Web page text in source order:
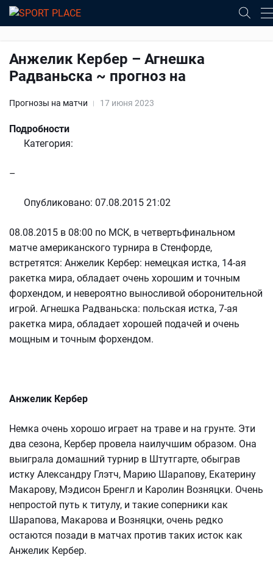
Анжелик Кербер – Агнешка
Радваньска ~ прогноз на
Прогнозы на матчи 17 июня 2023
Подробности
Категория:
–
Опубликовано: 07.08.2015 21:02
08.08.2015 в 08:00 по МСК, в четвертьфинальном
матче американского турнира в Стенфорде,
встретятся: Анжелик Кербер: немецкая истка, 14-ая
ракетка мира, обладает очень хорошим и точным
форхендом, и невероятно выносливой оборонительной
игрой. Агнешка Радваньска: польская истка, 7-ая
ракетка мира, обладает хорошей подачей и очень
мощным и точным форхендом.
Анжелик Кербер
Немка очень хорошо играет на траве и на грунте. Эти
два сезона, Кербер провела наилучшим образом. Она
выиграла домашний турнир в Штутгарте, обыграв
истку Александру Глэтч, Марию Шарапову, Екатерину
Макарову, Мэдисон Бренгл и Каролин Возняцки. Очень
непростой путь к титулу, и такие соперники как
Шарапова, Макарова и Возняцки, очень редко
остаются позади в матчах против таких исток как
Анжелик Кербер.